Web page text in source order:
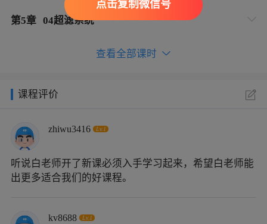
第5章 04超滤系统
查看全部课时
课程评价
zhiwu3416 Lv.1
听说白老师开了新课必须入手学习起来，希望白老师能
出更多适合我们的好课程。
kv8688 Lv.1
点击复制微信号